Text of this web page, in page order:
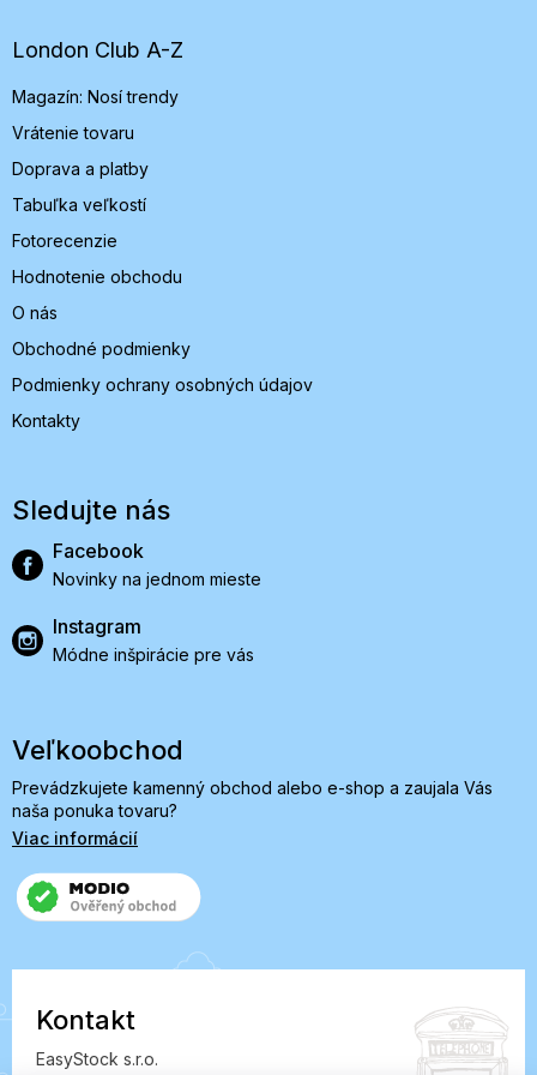
e
London Club A-Z
Magazín: Nosí trendy
Vrátenie tovaru
Doprava a platby
Tabuľka veľkostí
Fotorecenzie
Hodnotenie obchodu
O nás
Obchodné podmienky
Podmienky ochrany osobných údajov
Kontakty
Sledujte nás
Facebook
Novinky na jednom mieste
Instagram
Módne inšpirácie pre vás
Veľkoobchod
Prevádzkujete kamenný obchod alebo e-shop a zaujala Vás
naša ponuka tovaru?
Viac informácií
Kontakt
EasyStock s.r.o.